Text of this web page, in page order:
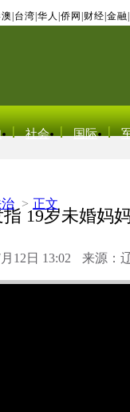
台湾 华人 侨网 财经 金融
社会 国际
> 正文
19岁未婚妈
12日 13:02 来源：